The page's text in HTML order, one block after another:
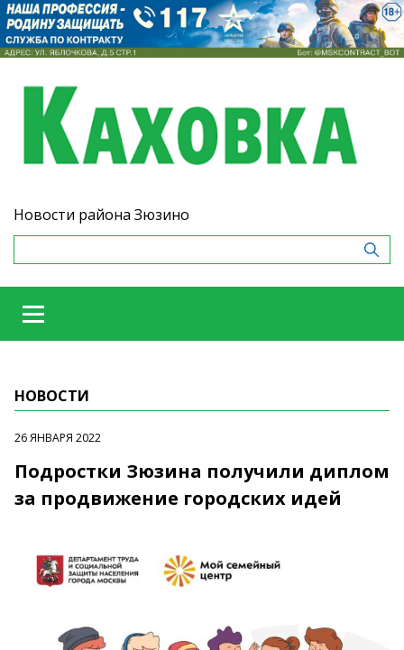
Новости района Зюзино
НОВОСТИ
26 ЯНВАРЯ 2022
Подростки Зюзина получили диплом
за продвижение городских идей